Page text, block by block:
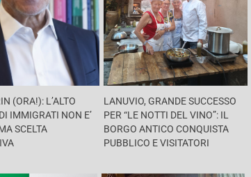
(ORA!): L’ALTO
IMMIGRATI NON E’
SCELTA
LANUVIO, GRANDE SUCCESSO
PER “LE NOTTI DEL VINO”: IL
BORGO ANTICO CONQUISTA
PUBBLICO E VISITATORI